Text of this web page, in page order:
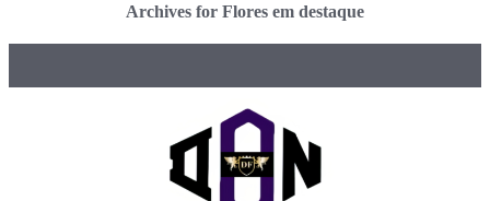
Archives for Flores em destaque